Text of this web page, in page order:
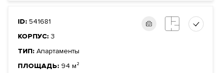
ID: 541681
КОРПУС: 3
ТИП: Апартаменты
ПЛОЩАДЬ: 94 м²